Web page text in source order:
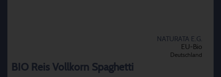
NATURATA E.G.
EU-Bio
Deutschland
BIO Reis Vollkorn Spaghetti